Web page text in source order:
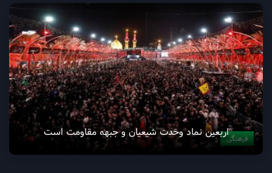
فرهنگیاربعین نماد وحدت شیعیان و جبهه مقاومت است